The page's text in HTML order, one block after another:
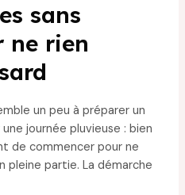
sans
ne rien
un peu à préparer un
journée pluvieuse : bien
de commencer pour ne
pleine partie. La démarche